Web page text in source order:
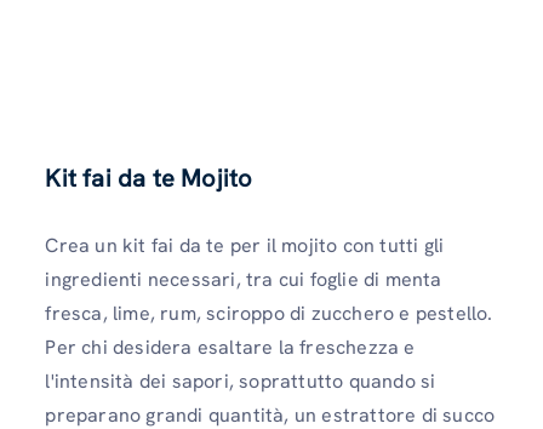
Kit fai da te Mojito
Crea un kit fai da te per il mojito con tutti gli
ingredienti necessari, tra cui foglie di menta
fresca, lime, rum, sciroppo di zucchero e pestello.
Per chi desidera esaltare la freschezza e
l'intensità dei sapori, soprattutto quando si
preparano grandi quantità, un estrattore di succo